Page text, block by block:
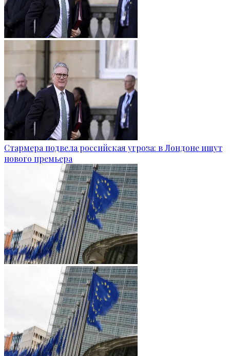
Стармера подвела российская угроза: в Лондоне ищут
нового премьера